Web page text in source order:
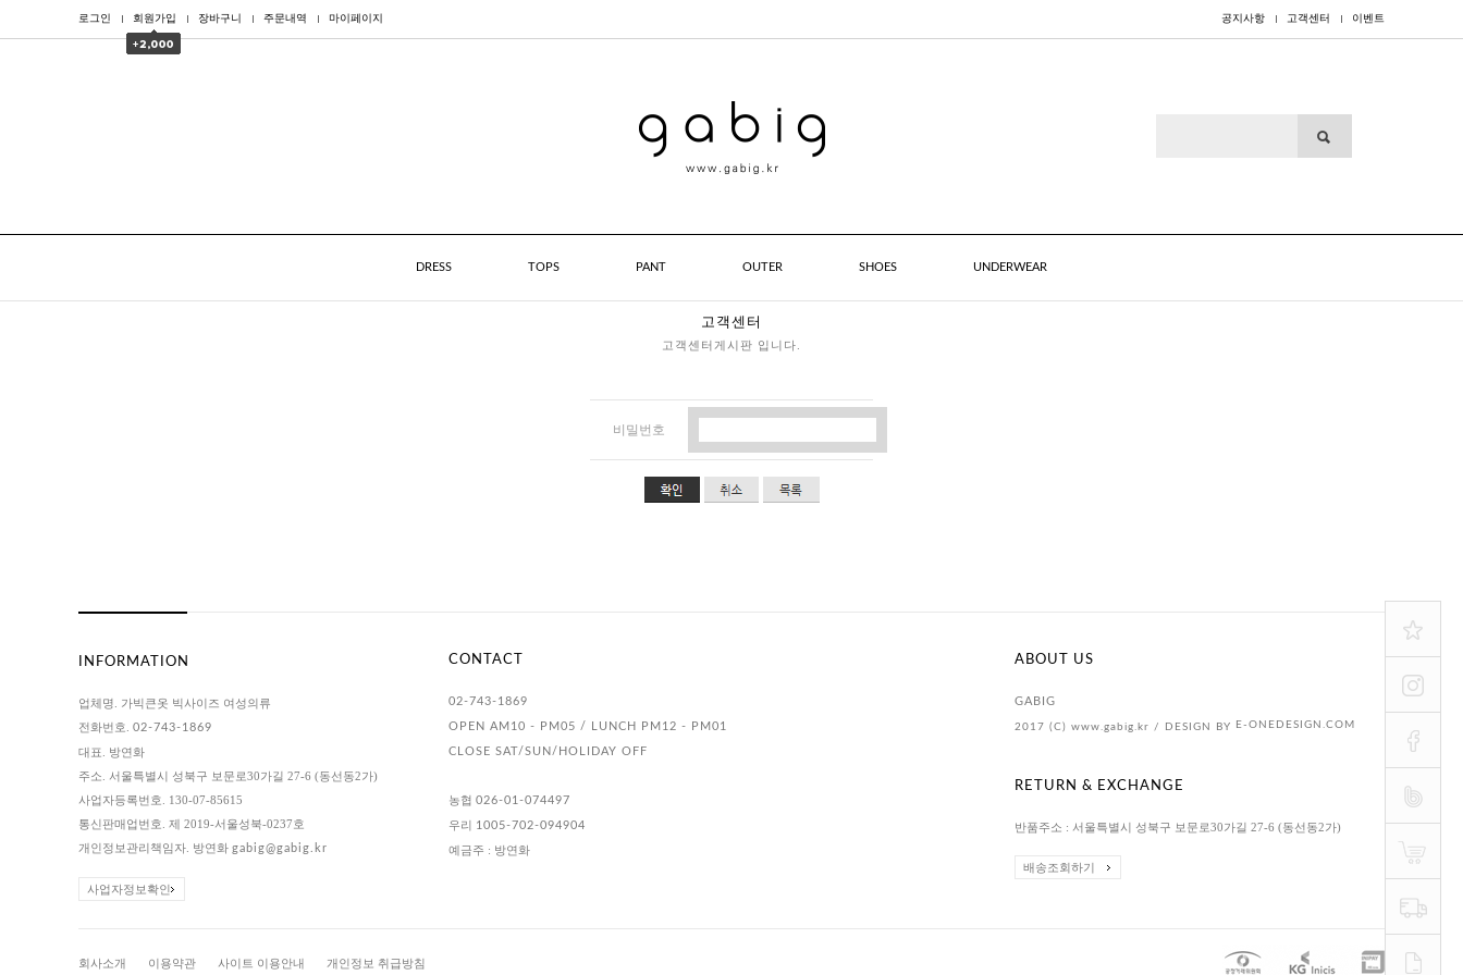
로그인 회원가입 장바구니 주문내역 마이페이지 공지사항 고객센터 이벤트
DRESS TOPS PANT OUTER SHOES UNDERWEAR
고객센터
고객센터게시판 입니다.
비밀번호
INFORMATION
업체명. 가빅큰옷 빅사이즈 여성의류
전화번호. 02-743-1869
대표. 방연화
주소. 서울특별시 성북구 보문로30가길 27-6 (동선동2가)
사업자등록번호. 130-07-85615
통신판매업번호. 제 2019-서울성북-0237호
개인정보관리책임자. 방연화 gabig@gabig.kr
사업자정보확인
CONTACT
02-743-1869
OPEN AM10 - PM05 / LUNCH PM12 - PM01
CLOSE SAT/SUN/HOLIDAY OFF
농협 026-01-074497
우리 1005-702-094904
예금주 : 방연화
ABOUT US
GABIG
2017 (C) www.gabig.kr / DESIGN BY E-ONEDESIGN.COM
RETURN & EXCHANGE
반품주소 : 서울특별시 성북구 보문로30가길 27-6 (동선동2가)
배송조회하기
회사소개 이용약관 사이트 이용안내 개인정보 취급방침